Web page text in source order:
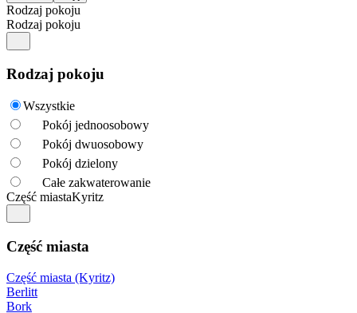
Rodzaj pokoju
Rodzaj pokoju
Rodzaj pokoju
Wszystkie
Pokój jednoosobowy
Pokój dwuosobowy
Pokój dzielony
Całe zakwaterowanie
Część miastaKyritz
Część miasta
Część miasta (Kyritz)
Berlitt
Bork